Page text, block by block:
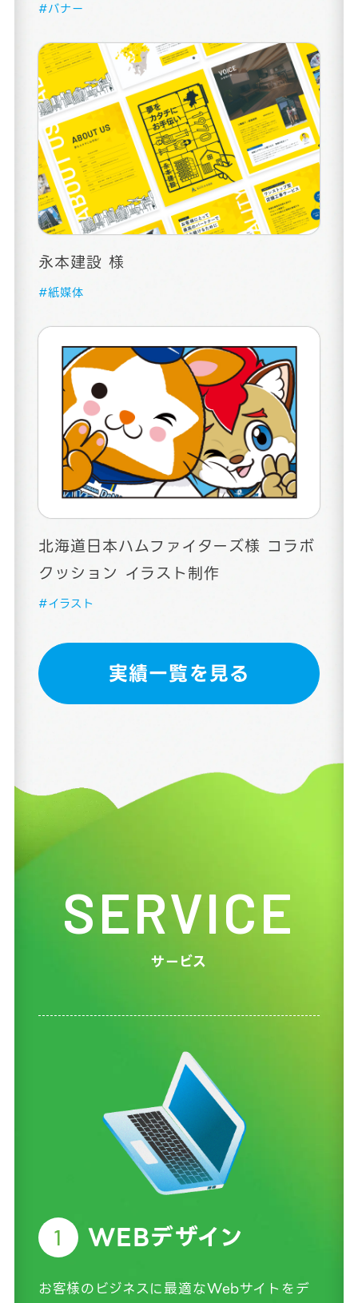
#バナー
永本建設 様
#紙媒体
北海道日本ハムファイターズ様 コラボ
クッション イラスト制作
#イラスト
実績一覧を見る
SERVICE
サービス
1 WEBデザイン
お客様のビジネスに最適なWebサイトをデ